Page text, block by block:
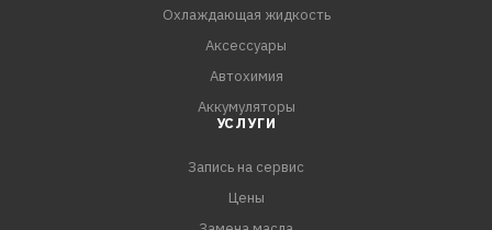
Охлаждающая жидкость
Аксессуары
Автохимия
Аккумуляторы
УСЛУГИ
Запись на сервис
Цены